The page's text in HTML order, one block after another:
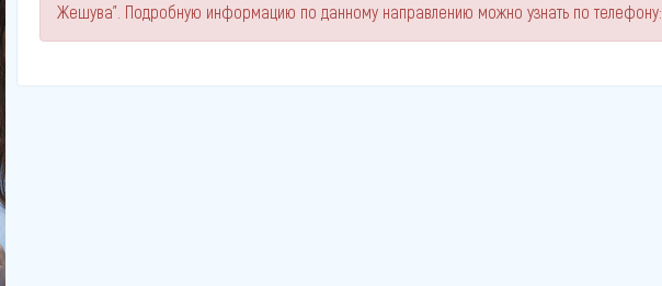
Жешува". Подробную информацию по данному направлению можно узнать по телефону: